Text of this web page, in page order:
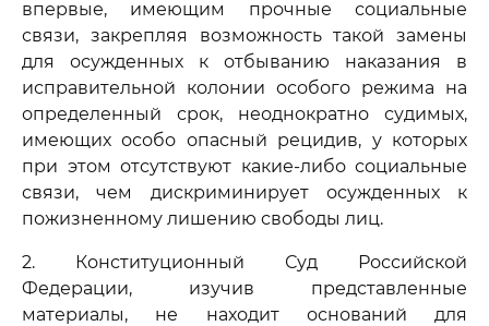
впервые, имеющим прочные социальные
связи, закрепляя возможность такой замены
для осужденных к отбыванию наказания в
исправительной колонии особого режима на
определенный срок, неоднократно судимых,
имеющих особо опасный рецидив, у которых
при этом отсутствуют какие-либо социальные
связи, чем дискриминирует осужденных к
пожизненному лишению свободы лиц.
2. Конституционный Суд Российской
Федерации, изучив представленные
материалы, не находит оснований для